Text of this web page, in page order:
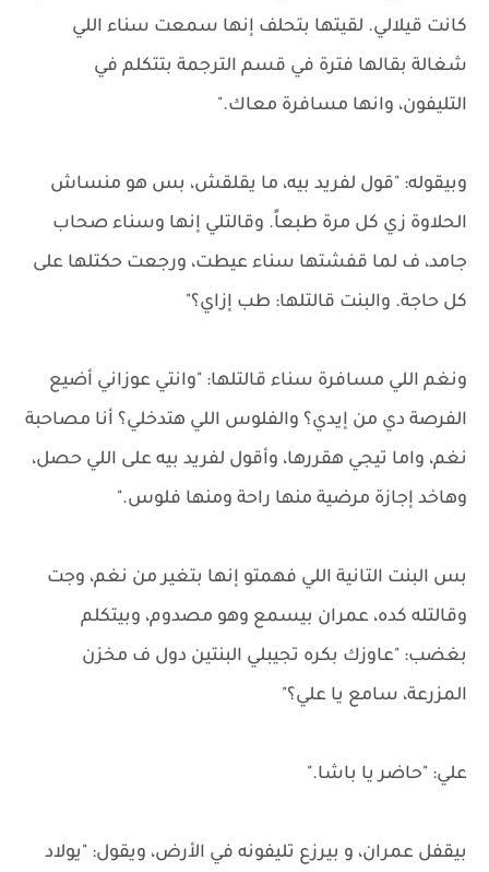
كانت قيلالي. لقيتها بتحلف إنها سمعت سناء اللي
شغالة بقالها فترة في قسم الترجمة بتتكلم في
التليفون، وانها مسافرة معاك."
وبيقوله: "قول لفريد بيه، ما يقلقش، بس هو منساش
الحلاوة زي كل مرة طبعاً. وقالتلي إنها وسناء صحاب
جامد، ف لما قفشتها سناء عيطت، ورجعت حكتلها على
كل حاجة. والبنت قالتلها: طب إزاي؟"
ونغم اللي مسافرة سناء قالتلها: "وانتي عوزاني أضيع
الفرصة دي من إيدي؟ والفلوس اللي هتدخلي؟ أنا مصاحبة
نغم، واما تيجي هقررها، وأقول لفريد بيه على اللي حصل،
وهاخد إجازة مرضية منها راحة ومنها فلوس."
بس البنت التانية اللي فهمتو إنها بتغير من نغم، وجت
وقالتله كده، عمران بيسمع وهو مصدوم، وبيتكلم
بغضب: "عاوزك بكره تجيبلي البنتين دول ف مخزن
المزرعة، سامع يا علي؟"
علي: "حاضر يا باشا."
بيقفل عمران، و بيرزع تليفونه في الأرض، ويقول: "يولاد